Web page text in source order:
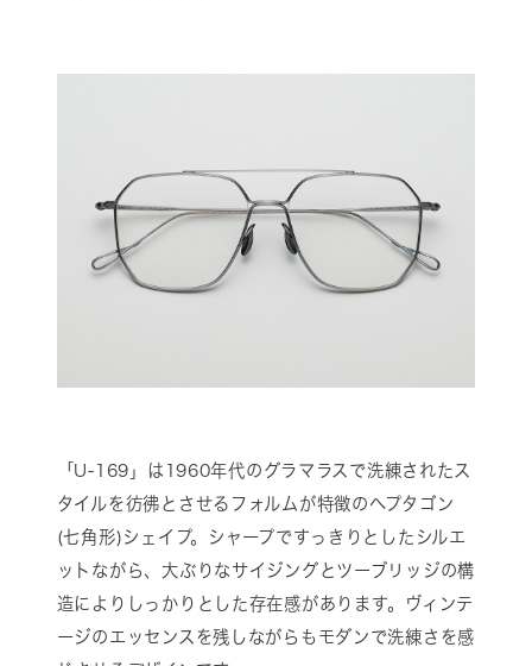
「U-169」は1960年代のグラマラスで洗練されたス
タイルを彷彿とさせるフォルムが特徴のヘプタゴン
(七角形)シェイプ。シャープですっきりとしたシルエ
ットながら、大ぶりなサイジングとツーブリッジの構
造によりしっかりとした存在感があります。ヴィンテ
ージのエッセンスを残しながらもモダンで洗練さを感